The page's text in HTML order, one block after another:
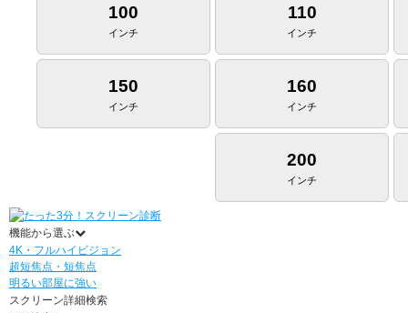
100
インチ
110
インチ
150
インチ
160
インチ
200
インチ
機能から選ぶ
4K・フルハイビジョン
超短焦点・短焦点
明るい部屋に強い
スクリーン詳細検索